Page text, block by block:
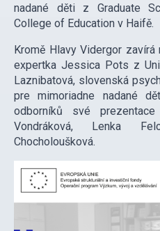
nadané děti z Graduate
College of Education v Haifě.
Kromě Hlavy Vidergor
expertka Jessica Pots z
Laznibatová, slovenská
pre mimoriadne nadané
odborníků své
Vondráková, Lenka
Chocholoušková.